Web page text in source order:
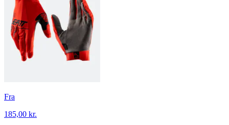
Fra
185,00 kr.